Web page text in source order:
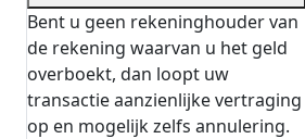
Bent u geen rekeninghouder van
de rekening waarvan u het geld
overboekt, dan loopt uw
transactie aanzienlijke vertraging
op en mogelijk zelfs annulering.